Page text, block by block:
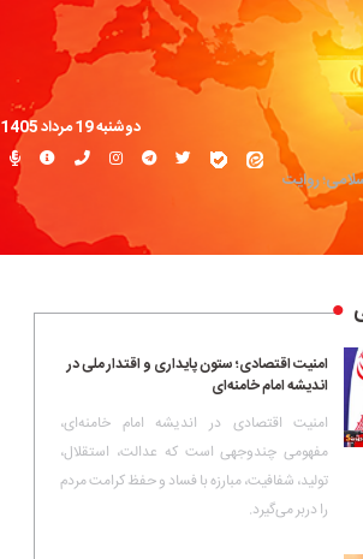
روایت
دوشنبه 19 مرداد 1405
امنیت اقتصادی؛ ستون پایداری و اقتدار ملی در
اندیشه امام خامنه‌ای
امنیت اقتصادی در اندیشه امام خامنه‌ای،
مفهومی چندوجهی است که عدالت، استقلال،
تولید، شفافیت، مبارزه با فساد و حفظ کرامت مردم
را دربر می‌گیرد.